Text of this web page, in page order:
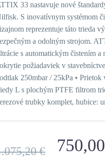
33 nastavuje nové
S inovatívnym systémom
reprezentuje táto trieda
a odolným strojom.
s automatickým čistením
požiadaviek v
250mbar / 25kPa •
L s plochým PTFE filtrom
trubky komplet, hubice:
€ 750,00